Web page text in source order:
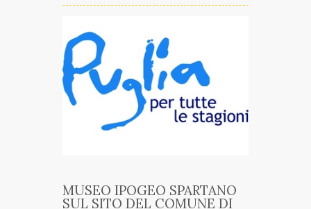
MUSEO IPOGEO SPARTANO
SUL SITO DEL COMUNE DI